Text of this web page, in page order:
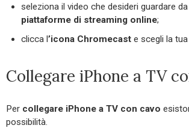
seleziona il video che desideri guardare
piattaforme di streaming online;
clicca l’icona Chromecast e scegli la tua
Collegare iPhone a TV
Per collegare iPhone a TV con cavo
possibilità.